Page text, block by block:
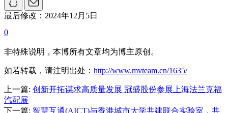
最后修改：2024年12月5日
0
非特殊说明，本博所有文章均为博主原创。
如若转载，请注明出处： http://www.mvteam.cn/1635/
上一篇: 创新开拓谋求高质量发展 冠盛股份参展上海法兰克福
汽配展
下一篇: 智慧互通(AICT)与香港城市大学共建联合实验室，共